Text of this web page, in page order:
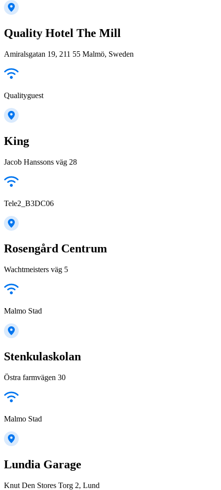
Quality Hotel The Mill
Amiralsgatan 19, 211 55 Malmö, Sweden
Qualityguest
King
Jacob Hanssons väg 28
Tele2_B3DC06
Rosengård Centrum
Wachtmeisters väg 5
Malmo Stad
Stenkulaskolan
Östra farmvägen 30
Malmo Stad
Lundia Garage
Knut Den Stores Torg 2, Lund